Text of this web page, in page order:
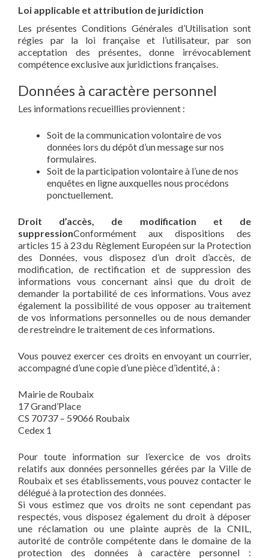
Loi applicable et attribution de juridiction
Les présentes Conditions Générales d’Utilisation sont
régies par la loi française et l’utilisateur, par son
acceptation des présentes, donne irrévocablement
compétence exclusive aux juridictions françaises.
Données à caractère personnel
Les informations recueillies proviennent :
Soit de la communication volontaire de vos
données lors du dépôt d’un message sur nos
formulaires.
Soit de la participation volontaire à l’une de nos
enquêtes en ligne auxquelles nous procédons
ponctuellement.
Droit d’accès, de modification et de
suppressionConformément aux dispositions des
articles 15 à 23 du Règlement Européen sur la Protection
des Données, vous disposez d’un droit d’accès, de
modification, de rectification et de suppression des
informations vous concernant ainsi que du droit de
demander la portabilité de ces informations. Vous avez
également la possibilité de vous opposer au traitement
de vos informations personnelles ou de nous demander
de restreindre le traitement de ces informations.
Vous pouvez exercer ces droits en envoyant un courrier,
accompagné d’une copie d’une pièce d’identité, à :
Mairie de Roubaix
17 Grand’Place
CS 70737 – 59066 Roubaix
Cedex 1
Pour toute information sur l’exercice de vos droits
relatifs aux données personnelles gérées par la Ville de
Roubaix et ses établissements, vous pouvez contacter le
délégué à la protection des données.
Si vous estimez que vos droits ne sont cependant pas
respectés, vous disposez également du droit à déposer
une réclamation ou une plainte auprès de la CNIL,
autorité de contrôle compétente dans le domaine de la
protection des données à caractère personnel :